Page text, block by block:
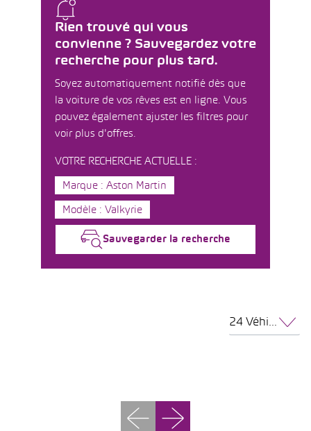
Rien trouvé qui vous
convienne ? Sauvegardez votre
recherche pour plus tard.
Soyez automatiquement notifié dès que
la voiture de vos rêves est en ligne. Vous
pouvez également ajuster les filtres pour
voir plus d'offres.
VOTRE RECHERCHE ACTUELLE :
Marque : Aston Martin
Modèle : Valkyrie
Sauvegarder la recherche
24 Véhicules par page